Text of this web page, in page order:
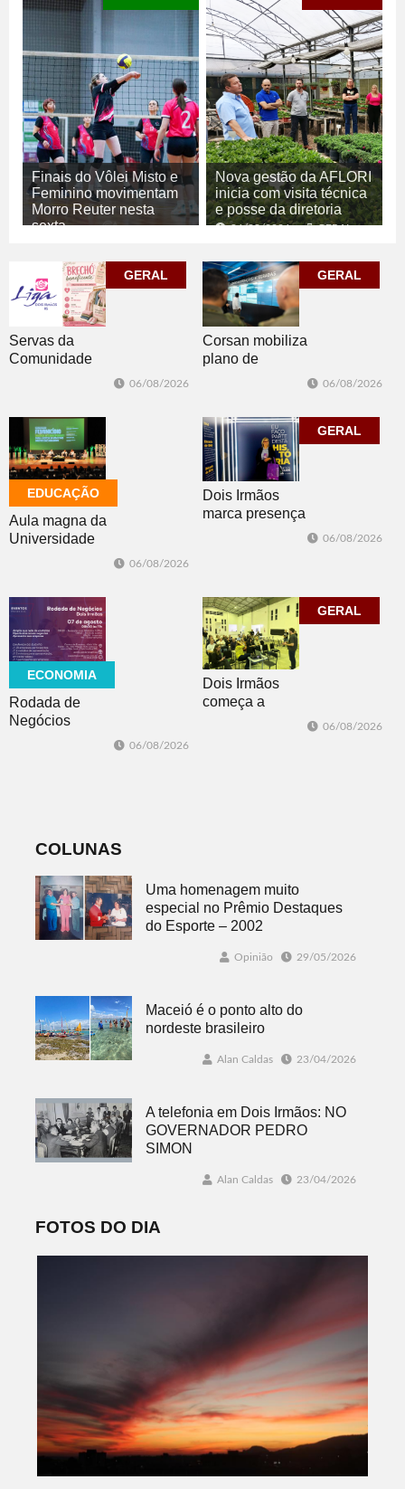
Finais do Vôlei Misto e
Feminino movimentam
Morro Reuter nesta
sexta
ESPORTE
Nova gestão da AFLORI
inicia com visita técnica
e posse da diretoria
06/08/2026 GERAL
GERAL
Servas da
Comunidade
06/08/2026
GERAL
Corsan mobiliza
plano de
temporais no RS
06/08/2026
EDUCAÇÃO
Aula magna da
Universidade
acadêmica em
debate sobre o
feminicídio
06/08/2026
GERAL
Dois Irmãos
marca presença
06/08/2026
ECONOMIA
Rodada de
Negócios
06/08/2026
GERAL
Dois Irmãos
começa a
06/08/2026
COLUNAS
Uma homenagem muito
especial no Prêmio Destaques
do Esporte – 2002
Opinião 29/05/2026
Maceió é o ponto alto do
nordeste brasileiro
Alan Caldas 23/04/2026
A telefonia em Dois Irmãos: NO
GOVERNADOR PEDRO
SIMON
Alan Caldas 23/04/2026
FOTOS DO DIA